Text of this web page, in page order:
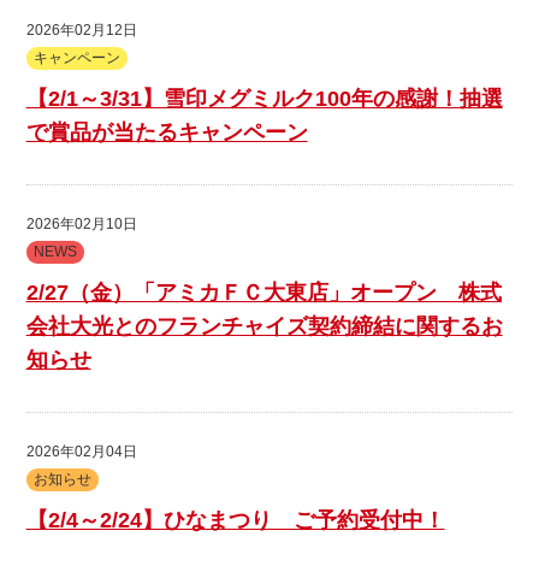
2026年02月12日
キャンペーン
【2/1～3/31】雪印メグミルク100年の感謝！抽選
で賞品が当たるキャンペーン
2026年02月10日
NEWS
2/27（金）「アミカＦＣ大東店」オープン 株式
会社大光とのフランチャイズ契約締結に関するお
知らせ
2026年02月04日
お知らせ
【2/4～2/24】ひなまつり ご予約受付中！